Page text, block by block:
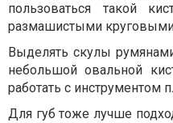
пользоваться такой
размашистыми
Выделять скулы
небольшой овальной
работать с инструментом
Для губ тоже лучше